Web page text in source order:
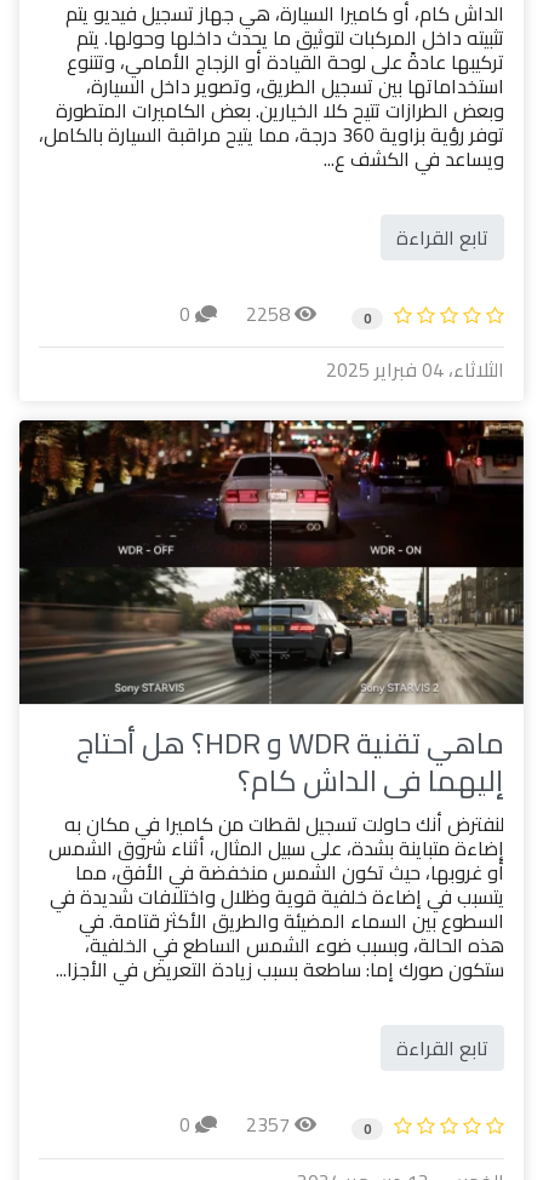
الداش كام، أو كاميرا السيارة، هي جهاز تسجيل فيديو يتم
تثبيته داخل المركبات لتوثيق ما يحدث داخلها وحولها. يتم
تركيبها عادةً على لوحة القيادة أو الزجاج الأمامي، وتتنوع
استخداماتها بين تسجيل الطريق، وتصوير داخل السيارة،
وبعض الطرازات تتيح كلا الخيارين. بعض الكاميرات المتطورة
توفر رؤية بزاوية 360 درجة، مما يتيح مراقبة السيارة بالكامل،
ويساعد في الكشف ع...
تابع القراءة
0
الثلاثاء، 04 فبراير 2025
ماهي تقنية WDR و HDR؟ هل أحتاج
إليهما في الداش كام؟
لنفترض أنك حاولت تسجيل لقطات من كاميرا في مكان به
إضاءة متباينة بشدة، على سبيل المثال، أثناء شروق الشمس
أو غروبها، حيث تكون الشمس منخفضة في الأفق، مما
يتسبب في إضاءة خلفية قوية وظلال واختلافات شديدة في
السطوع بين السماء المضيئة والطريق الأكثر قتامة. في
هذه الحالة، وبسبب ضوء الشمس الساطع في الخلفية،
ستكون صورك إما: ساطعة بسبب زيادة التعريض في الأجزا...
تابع القراءة
0